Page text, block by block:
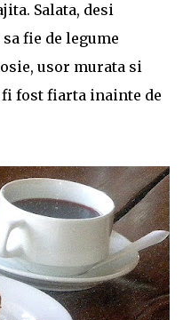
Salata, desi
fie de legume
usor murata si
fost fiarta inainte de